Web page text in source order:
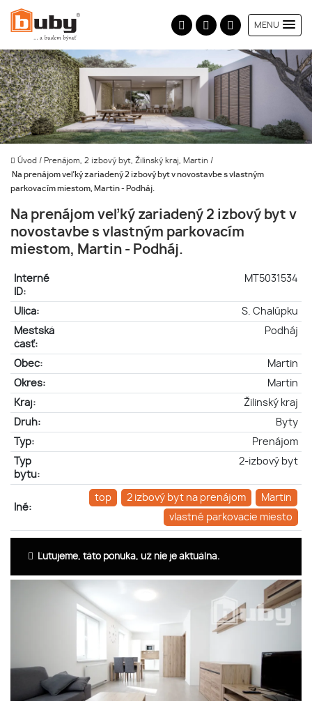
MENU
Úvod / Prenájom, 2 izbový byt, Žilinský kraj, Martin /
Na prenájom veľký zariadený 2 izbový byt v novostavbe s vlastným
parkovacím miestom, Martin - Podháj.
Na prenájom veľký zariadený 2 izbový byt v
novostavbe s vlastným parkovacím
miestom, Martin - Podháj.
Interné
ID:
MT5031534
Ulica:
S. Chalúpku
Mestská
časť:
Podháj
Obec:
Martin
Okres:
Martin
Kraj:
Žilinský kraj
Druh:
Byty
Typ:
Prenájom
Typ
bytu:
2-izbový byt
Iné:
top 2 izbový byt na prenájom
Martin
vlastné parkovacie miesto
Ľutujeme, táto ponuka, už nie je aktuálna.